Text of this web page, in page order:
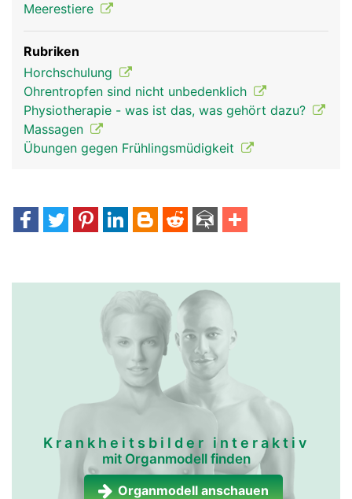
Meerestiere
Rubriken
Horchschulung
Ohrentropfen sind nicht unbedenklich
Physiotherapie - was ist das, was gehört dazu?
Massagen
Übungen gegen Frühlingsmüdigkeit
Krankheitsbilder interaktiv
mit Organmodell finden
Organmodell anschauen